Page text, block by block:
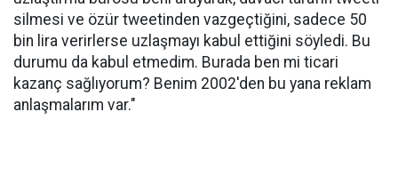
silmesi ve özür tweetinden vazgeçtiğini, sadece 50
bin lira verirlerse uzlaşmayı kabul ettiğini söyledi. Bu
durumu da kabul etmedim. Burada ben mi ticari
kazanç sağlıyorum? Benim 2002'den bu yana reklam
anlaşmalarım var."